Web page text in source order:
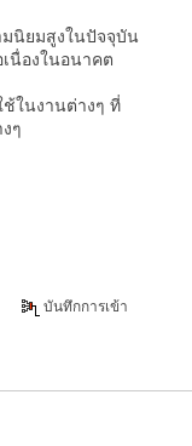
นิยมสูงในปัจจุบัน
นื่องในอนาคต
ช้ในงานต่างๆ ที่
ๆ
บันทึกการเข้า